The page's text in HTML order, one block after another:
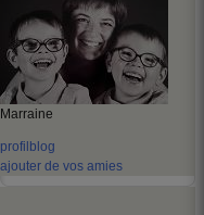
Marraine
profil blog
ajouter de vos amies